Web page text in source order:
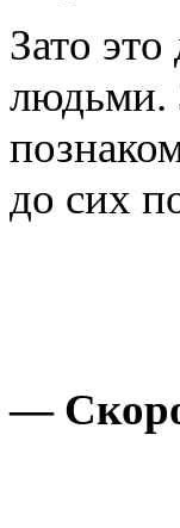
Зато
людьми.
до сих
— Скоро